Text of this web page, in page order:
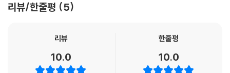
리뷰/한줄평 5
리뷰
10.0
한줄평
10.0